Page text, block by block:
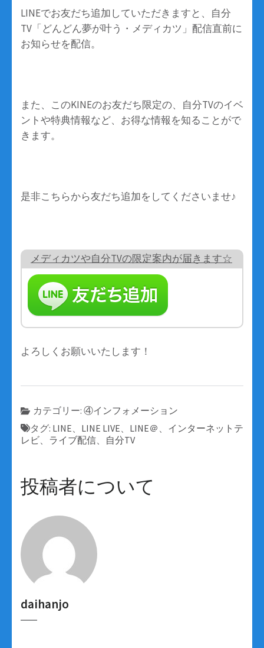
LINEでお友だち追加していただきますと、自分
TV「どんどん夢が叶う・メディカツ」配信直前に
お知らせを配信。
また、このKINEのお友だち限定の、自分TVのイベ
ントや特典情報など、お得な情報を知ることがで
きます。
是非こちらから友だち追加をしてくださいませ♪
メディカツや自分TVの限定案内が届きます☆
よろしくお願いいたします！
カテゴリー: ④インフォメーション
タグ: LINE、 LINE LIVE、 LINE＠ 、 インターネットテ
レビ、 ライブ配信、 自分TV
投稿者について
daihanjo